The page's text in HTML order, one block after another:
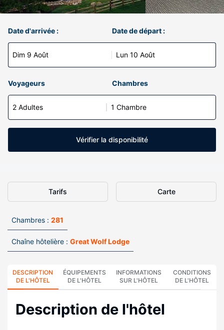
Date d'arrivée :
Dim 9 Août
Date de départ :
Lun 10 Août
Voyageurs Chambres
2 Adultes 1 Chambre
Vérifier la disponibilité
Tarifs Carte
Chambres : 281
Chaîne hôtelière : Great Wolf Lodge
DESCRIPTION
DE L'HÔTEL
ÉQUIPEMENTS
DE L'HÔTEL
INFORMATIONS
SUR L'HÔTEL
CONDITIONS
DE L'HÔTEL
Description de l'hôtel